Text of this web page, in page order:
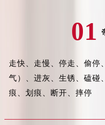
01
走快、走慢、停走、偷停
气）、进灰、生锈、磕碰
痕、划痕、断开、摔停